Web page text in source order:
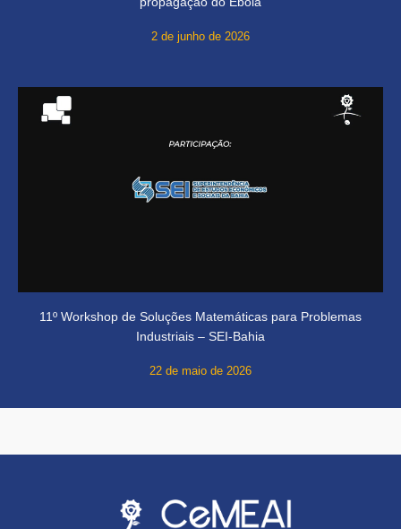
2 de junho de 2026
11º Workshop de Soluções Matemáticas para Problemas
Industriais – SEI-Bahia
22 de maio de 2026